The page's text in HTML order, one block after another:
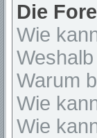
Die
Wie
Warum
Wie
Wie